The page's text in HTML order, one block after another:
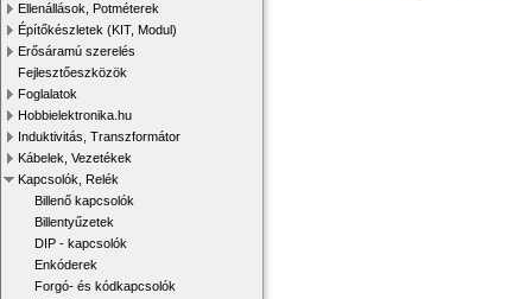
Ellenállások, Potméterek
Építőkészletek (KIT, Modul)
Erősáramú szerelés
Fejlesztőeszközök
Foglalatok
Hobbielektronika.hu
Induktivitás, Transzformátor
Kábelek, Vezetékek
Kapcsolók, Relék
Billenő kapcsolók
Billentyűzetek
DIP - kapcsolók
Enkóderek
Forgó- és kódkapcsolók